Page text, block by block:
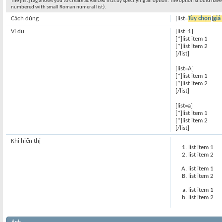
numbered with small Roman numeral list).
[list=Tùy chọn]
Cách dùng
[list=1]
[*]list item 1
[*]list item 2
[/list]
[list=A]
[*]list item 1
[*]list item 2
[/list]
[list=a]
[*]list item 1
[*]list item 2
[/list]
Ví dụ
list item 1
list item 2
list item 1
list item 2
list item 1
list item 2
Khi hiển thị